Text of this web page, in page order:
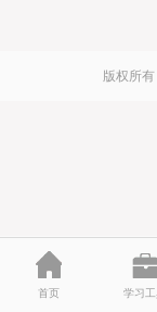
版权所
首页 学习